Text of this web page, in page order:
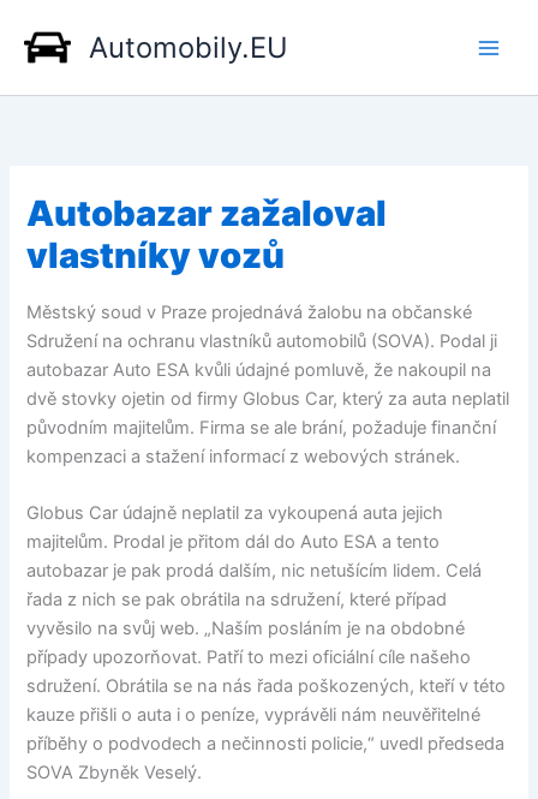
obsah
Automobily.EU
Autobazar zažaloval
vlastníky vozů
Městský soud v Praze projednává žalobu na občanské
Sdružení na ochranu vlastníků automobilů (SOVA). Podal ji
autobazar Auto ESA kvůli údajné pomluvě, že nakoupil na
dvě stovky ojetin od firmy Globus Car, který za auta neplatil
původním majitelům. Firma se ale brání, požaduje finanční
kompenzaci a stažení informací z webových stránek.
Globus Car údajně neplatil za vykoupená auta jejich
majitelům. Prodal je přitom dál do Auto ESA a tento
autobazar je pak prodá dalším, nic netušícím lidem. Celá
řada z nich se pak obrátila na sdružení, které případ
vyvěsilo na svůj web. „Naším posláním je na obdobné
případy upozorňovat. Patří to mezi oficiální cíle našeho
sdružení. Obrátila se na nás řada poškozených, kteří v této
kauze přišli o auta i o peníze, vyprávěli nám neuvěřitelné
příběhy o podvodech a nečinnosti policie,“ uvedl předseda
SOVA Zbyněk Veselý.